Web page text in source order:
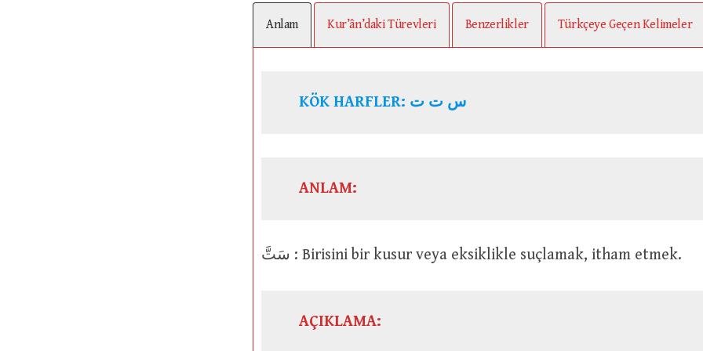
Anlam Kur’ân’daki Türevleri Benzerlikler Türkçeye Geçen Kelimeler
KÖK HARFLER: س ت ت
ANLAM:
سَتَّ : Birisini bir kusur veya eksiklikle suçlamak, itham etmek.
AÇIKLAMA: